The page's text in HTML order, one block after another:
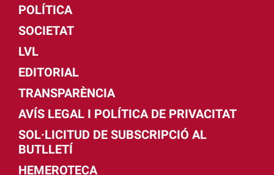
POLÍTICA
SOCIETAT
LVL
EDITORIAL
TRANSPARÈNCIA
AVÍS LEGAL I POLÍTICA DE PRIVACITAT
SOL·LICITUD DE SUBSCRIPCIÓ AL
BUTLLETÍ
HEMEROTECA